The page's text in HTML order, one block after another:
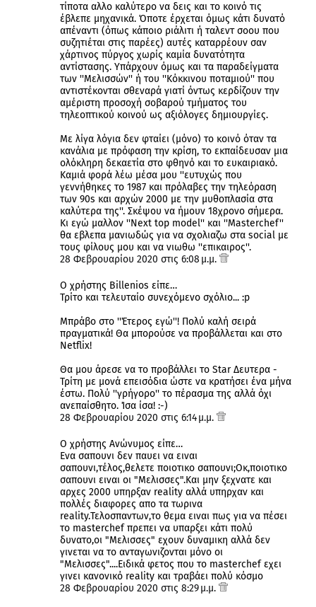
τίποτα αλλο καλύτερο να δεις και το κοινό τις
έβλεπε μηχανικά. Όποτε έρχεται όμως κάτι δυνατό
απέναντι (όπως κάποιο ριάλιτι ή ταλεντ σοου που
συζητιέται στις παρέες) αυτές καταρρέουν σαν
χάρτινος πύργος χωρίς καμία δυνατότητα
αντίστασης. Υπάρχουν όμως και τα παραδείγματα
των ''Μελισσών'' ή του ''Κόκκινου ποταμιού'' που
αντιστέκονται σθεναρά γιατί όντως κερδίζουν την
αμέριστη προσοχή σοβαρού τμήματος του
τηλεοπτικού κοινού ως αξιόλογες δημιουργίες.
Με λίγα λόγια δεν φταίει (μόνο) το κοινό όταν τα
κανάλια με πρόφαση την κρίση, το εκπαίδευσαν μια
ολόκληρη δεκαετία στο φθηνό και το ευκαιριακό.
Καμιά φορά λέω μέσα μου ''ευτυχώς που
γεννήθηκες το 1987 και πρόλαβες την τηλεόραση
των 90s και αρχών 2000 με την μυθοπλασία στα
καλύτερα της''. Σκέψου να ήμουν 18χρονο σήμερα.
Κι εγώ μαλλον ''Next top model'' και ''Masterchef''
θα εβλεπα μανιωδώς για να σχολιαζω στα social με
τους φίλους μου και να νιωθω ''επικαιρος''.
28 Φεβρουαρίου 2020 στις 6:08 μ.μ.
Ο χρήστης Billenios είπε…
Τρίτο και τελευταίο συνεχόμενο σχόλιο... :p
Μπράβο στο ''Έτερος εγώ''! Πολύ καλή σειρά
πραγματικά! Θα μπορούσε να προβάλλεται και στο
Netflix!
Θα μου άρεσε να το προβάλλει το Star Δευτερα -
Τρίτη με μονά επεισόδια ώστε να κρατήσει ένα μήνα
έστω. Πολύ ''γρήγορο'' το πέρασμα της αλλά όχι
ανεπαίσθητο. Ίσα ίσα! :-)
28 Φεβρουαρίου 2020 στις 6:14 μ.μ.
Ο χρήστης Ανώνυμος είπε…
Ενα σαπουνι δεν παυει να ειναι
σαπουνι,τέλος,θελετε ποιοτικο σαπουνι;Οκ,ποιοτικο
σαπουνι ειναι οι "Μελισσες".Και μην ξεχνατε και
αρχες 2000 υπηρξαν reality αλλά υπηρχαν και
πολλές διαφορες απο τα τωρινα
reality.Τελοσπαντων,το θεμα ειναι πως για να πέσει
το masterchef πρεπει να υπαρξει κάτι πολύ
δυνατο,οι "Μελισσες" εχουν δυναμικη αλλά δεν
γινεται να το ανταγωνιζονται μόνο οι
"Μελισσες"....Ειδικά φετος που το masterchef εχει
γινει κανονικό reality και τραβάει πολύ κόσμο
28 Φεβρουαρίου 2020 στις 8:29 μ.μ.